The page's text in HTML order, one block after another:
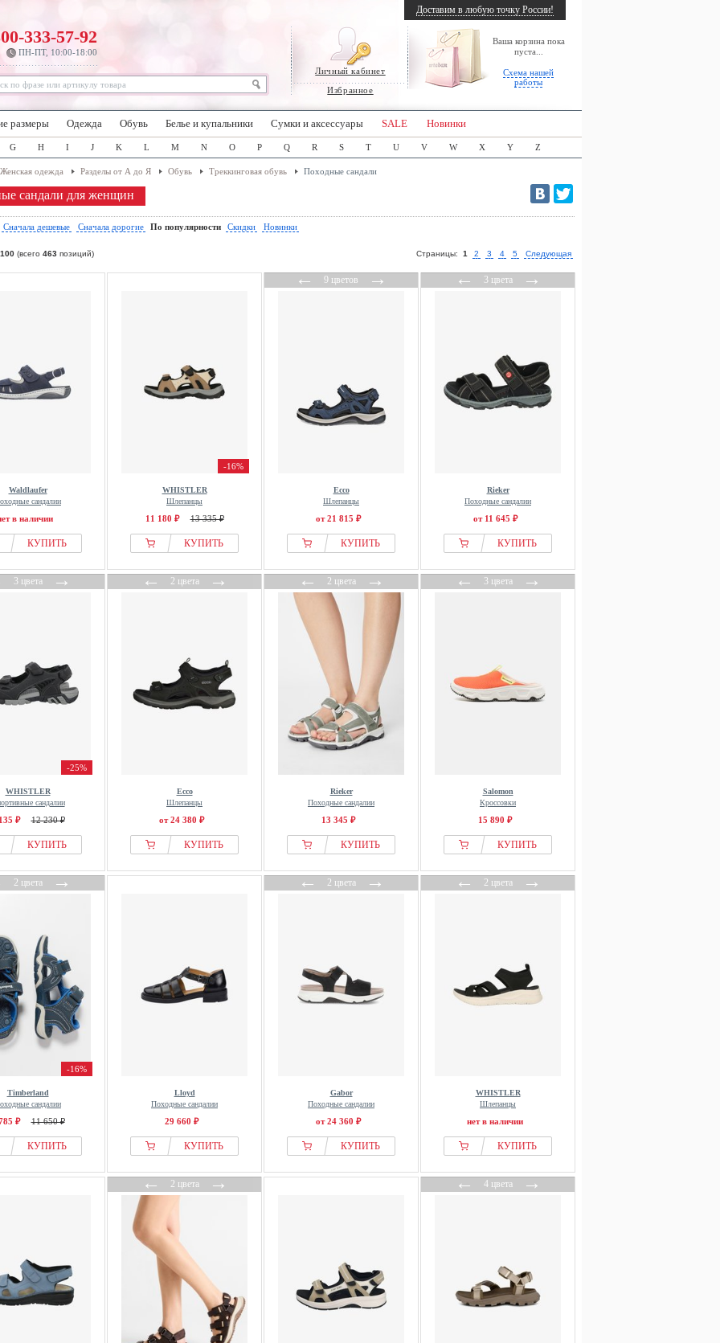
Личный кабинет
Избранное
Ваша корзина пока
пуста...
Схема нашей
работы
333-57-92
ПН-ПТ, 10:00-18:00
Доставим в любую точку России!
размеры Одежда Обувь Белье и купальники Сумки и аксессуары SALE Новинки
G H I J K L M N O P Q R S T U V W X Y Z
Женская одежда Разделы от А до Я Обувь Треккинговая обувь Походные сандали
сандали для женщин
Сначала дешевые Сначала дорогие По популярности Скидки Новинки
100 (всего 463 позиций) Страницы: 1 2 3 4 5 Следующая
Waldlaufer
сандалии
в наличии
КУПИТЬ
-16%
WHISTLER
Шлепанцы
11 180 ₽ 13 335 ₽
КУПИТЬ
←9 цветов→
Ecco
Шлепанцы
от 21 815 ₽
КУПИТЬ
←3 цвета→
Rieker
Походные сандалии
от 11 645 ₽
КУПИТЬ
3 цвета→
-25%
WHISTLER
сандалии
₽ 12 230 ₽
КУПИТЬ
←2 цвета→
Ecco
Шлепанцы
от 24 380 ₽
КУПИТЬ
←2 цвета→
Rieker
Походные сандалии
13 345 ₽
КУПИТЬ
←3 цвета→
Salomon
Кроссовки
15 890 ₽
КУПИТЬ
2 цвета→
-16%
Timberland
сандалии
₽ 11 650 ₽
КУПИТЬ
Lloyd
Походные сандалии
29 660 ₽
КУПИТЬ
←2 цвета→
Gabor
Походные сандалии
от 24 360 ₽
КУПИТЬ
←2 цвета→
WHISTLER
Шлепанцы
нет в наличии
КУПИТЬ
←2 цвета→ ←4 цвета→